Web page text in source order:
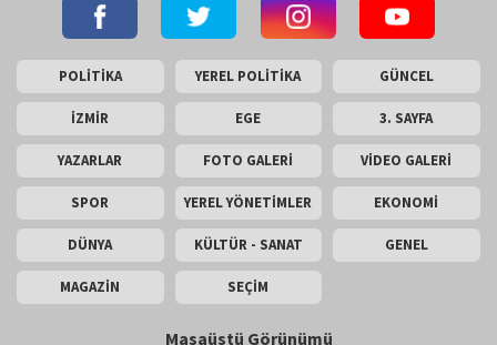
POLİTİKA YEREL POLİTİKA GÜNCEL
İZMİR EGE 3. SAYFA
YAZARLAR FOTO GALERİ VİDEO GALERİ
SPOR YEREL YÖNETİMLER EKONOMİ
DÜNYA KÜLTÜR - SANAT GENEL
MAGAZİN SEÇİM
Masaüstü Görünümü